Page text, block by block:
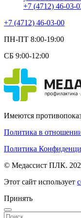
+7 (4712) 46-03-
+7 (4712) 46-03-00
ПН-ПТ 8:00-19:00
СБ 9:00-12:00
Имеются
Политика в
Политика
© Медассист ПЛК.
Этот сайт использует
Принять